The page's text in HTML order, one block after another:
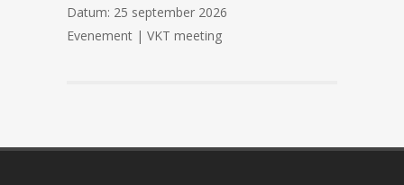
Datum: 25 september 2026
Evenement | VKT meeting